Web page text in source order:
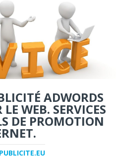
ADWORDS
WEB. SERVICES
DE PROMOTION